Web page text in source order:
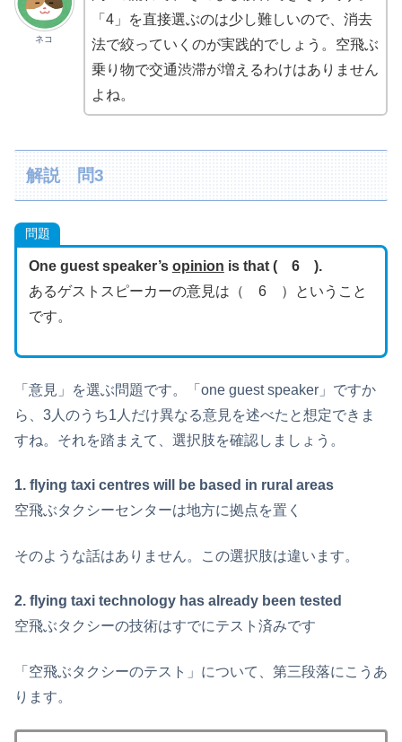
ネコ
「4」を直接選ぶのは少し難しいので、消去
法で絞っていくのが実践的でしょう。空飛ぶ
乗り物で交通渋滞が増えるわけはありません
よね。
解説 問3
問題
One guest speaker’s opinion is that ( 6 ).
あるゲストスピーカーの意見は（ 6 ）ということ
です。
「意見」を選ぶ問題です。「one guest speaker」ですか
ら、3人のうち1人だけ異なる意見を述べたと想定できま
すね。それを踏まえて、選択肢を確認しましょう。
1. flying taxi centres will be based in rural areas
空飛ぶタクシーセンターは地方に拠点を置く
そのような話はありません。この選択肢は違います。
2. flying taxi technology has already been tested
空飛ぶタクシーの技術はすでにテスト済みです
「空飛ぶタクシーのテスト」について、第三段落にこうあ
ります。